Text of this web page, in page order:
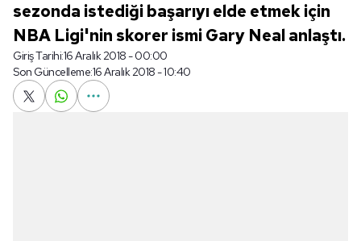
sezonda istediği başarıyı elde etmek için
NBA Ligi'nin skorer ismi Gary Neal anlaştı.
Giriş Tarihi:16 Aralık 2018 - 00:00
Son Güncelleme:16 Aralık 2018 - 10:40